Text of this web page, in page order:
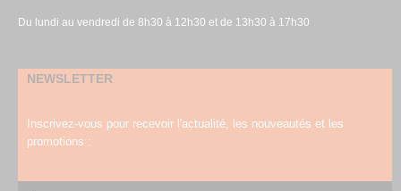
Du lundi au vendredi de 8h30 à 12h30 et de 13h30 à 17h30
NEWSLETTER
Inscrivez-vous pour recevoir l'actualité, les nouveautés et les
promotions :